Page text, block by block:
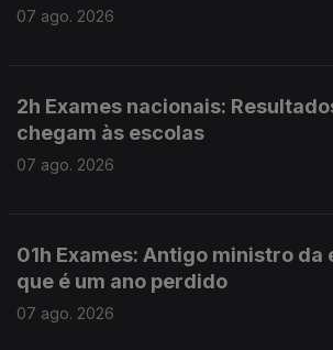
07 ago. 2026
2h Exames nacionais:
chegam às escolas
07 ago. 2026
01h Exames: Antigo ministro da
que é um ano perdido
07 ago. 2026